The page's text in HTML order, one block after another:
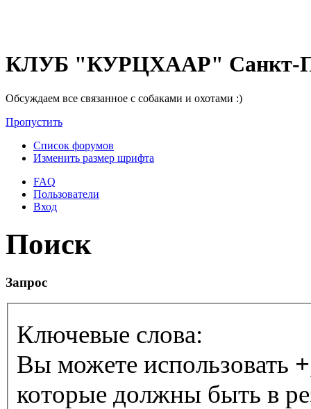
КЛУБ "КУРЦХААР" Санкт-
Обсуждаем все связанное с собаками и охотами :)
Пропустить
Список форумов
Изменить размер шрифта
FAQ
Пользователи
Вход
Поиск
Запрос
Ключевые слова:
Вы можете использовать +
которые должны быть в